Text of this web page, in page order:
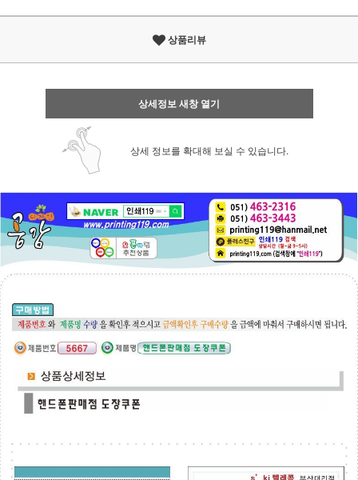
상품리뷰
상세정보 새창 열기
상세 정보를 확대해 보실 수 있습니다.